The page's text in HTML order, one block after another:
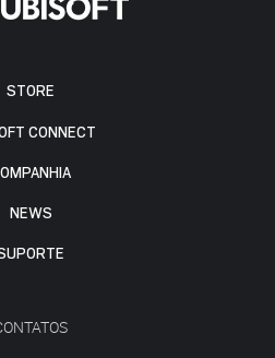
STORE
CONNECT
NEWS